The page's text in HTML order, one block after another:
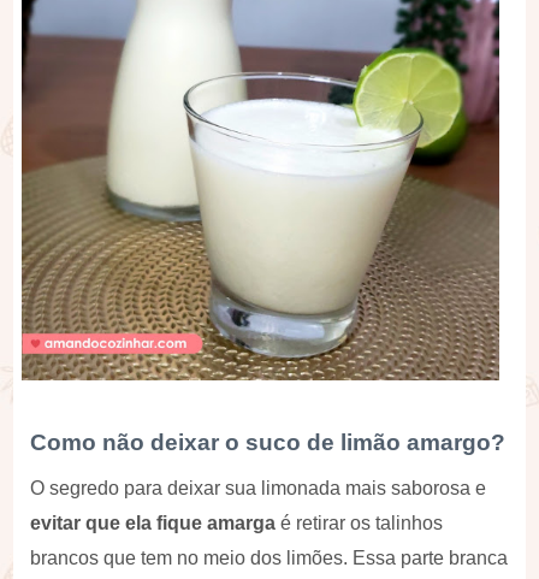
Como não deixar o suco de limão amargo?
O segredo para deixar sua limonada mais saborosa e
evitar que ela fique amarga é retirar os talinhos
brancos que tem no meio dos limões. Essa parte branca